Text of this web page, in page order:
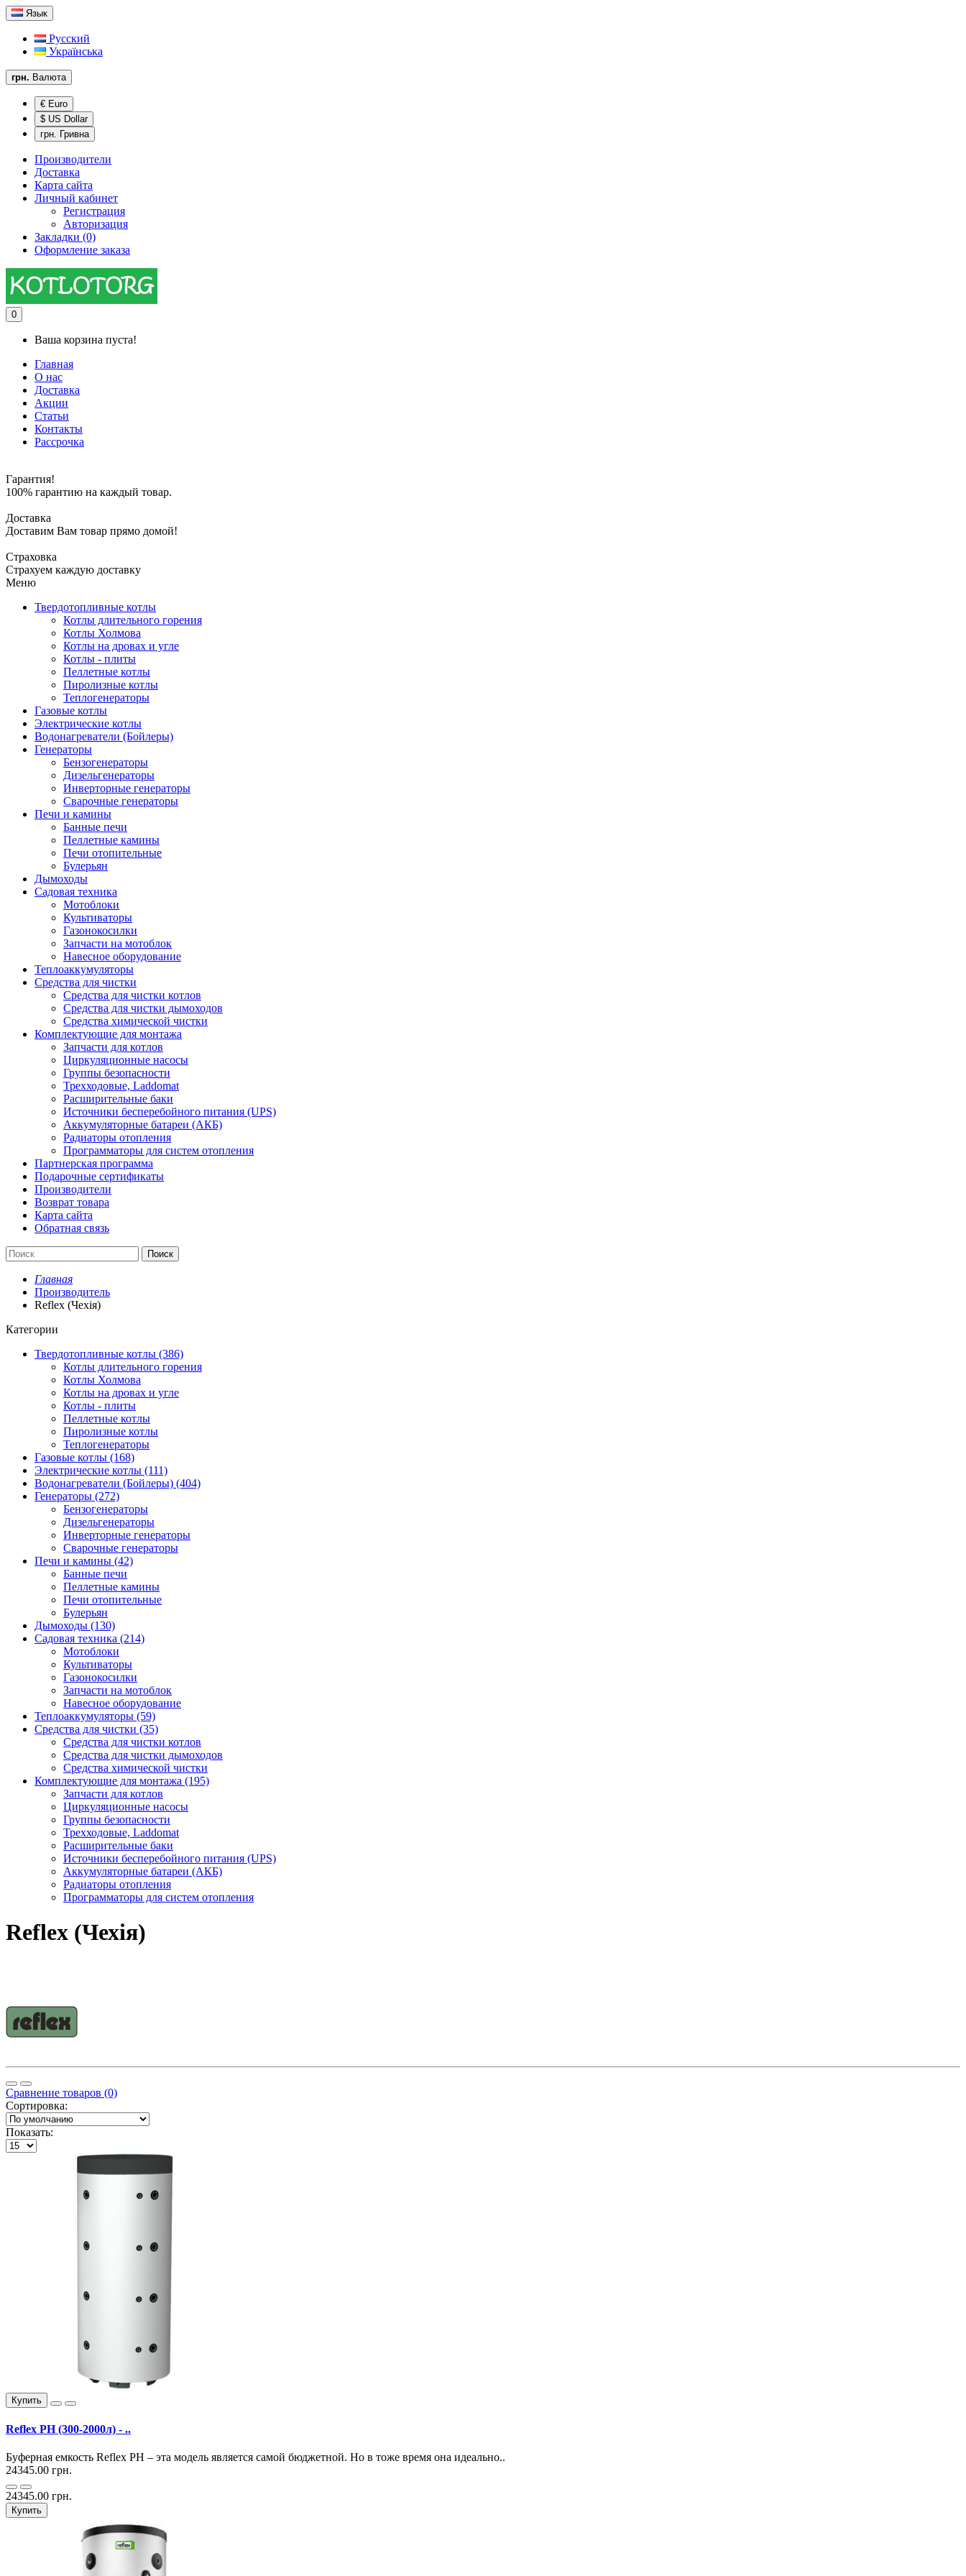
Язык
Русский
Українська
грн. Валюта
€ Euro
$ US Dollar
грн. Гривна
Производители
Доставка
Карта сайта
Личный кабинет
Регистрация
Авторизация
Закладки (0)
Оформление заказа
0
Ваша корзина пуста!
Главная
О нас
Доставка
Акции
Статьи
Контакты
Рассрочка
Гарантия!
100% гарантию на каждый товар.
Доставка
Доставим Вам товар прямо домой!
Страховка
Страхуем каждую доставку
Меню
Твердотопливные котлы
Котлы длительного горения
Котлы Холмова
Котлы на дровах и угле
Котлы - плиты
Пеллетные котлы
Пиролизные котлы
Теплогенераторы
Газовые котлы
Электрические котлы
Водонагреватели (Бойлеры)
Генераторы
Бензогенераторы
Дизельгенераторы
Инверторные генераторы
Сварочные генераторы
Печи и камины
Банные печи
Пеллетные камины
Печи отопительные
Булерьян
Дымоходы
Садовая техника
Мотоблоки
Культиваторы
Газонокосилки
Запчасти на мотоблок
Навесное оборудование
Теплоаккумуляторы
Средства для чистки
Средства для чистки котлов
Средства для чистки дымоходов
Средства химической чистки
Комплектующие для монтажа
Запчасти для котлов
Циркуляционные насосы
Группы безопасности
Трехходовые, Laddomat
Расширительные баки
Источники бесперебойного питания (UPS)
Аккумуляторные батареи (АКБ)
Радиаторы отопления
Программаторы для систем отопления
Партнерская программа
Подарочные сертификаты
Производители
Возврат товара
Карта сайта
Обратная связь
Поиск
Главная
Производитель
Reflex (Чехія)
Категории
Твердотопливные котлы (386)
Котлы длительного горения
Котлы Холмова
Котлы на дровах и угле
Котлы - плиты
Пеллетные котлы
Пиролизные котлы
Теплогенераторы
Газовые котлы (168)
Электрические котлы (111)
Водонагреватели (Бойлеры) (404)
Генераторы (272)
Бензогенераторы
Дизельгенераторы
Инверторные генераторы
Сварочные генераторы
Печи и камины (42)
Банные печи
Пеллетные камины
Печи отопительные
Булерьян
Дымоходы (130)
Садовая техника (214)
Мотоблоки
Культиваторы
Газонокосилки
Запчасти на мотоблок
Навесное оборудование
Теплоаккумуляторы (59)
Средства для чистки (35)
Средства для чистки котлов
Средства для чистки дымоходов
Средства химической чистки
Комплектующие для монтажа (195)
Запчасти для котлов
Циркуляционные насосы
Группы безопасности
Трехходовые, Laddomat
Расширительные баки
Источники бесперебойного питания (UPS)
Аккумуляторные батареи (АКБ)
Радиаторы отопления
Программаторы для систем отопления
Reflex (Чехія)
Сравнение товаров (0)
Сортировка:
Показать:
Купить
Reflex PH (300-2000л) - ..
Буферная емкость Reflex PH – эта модель является самой бюджетной. Но в тоже время она идеально..
24345.00 грн.
24345.00 грн.
Купить